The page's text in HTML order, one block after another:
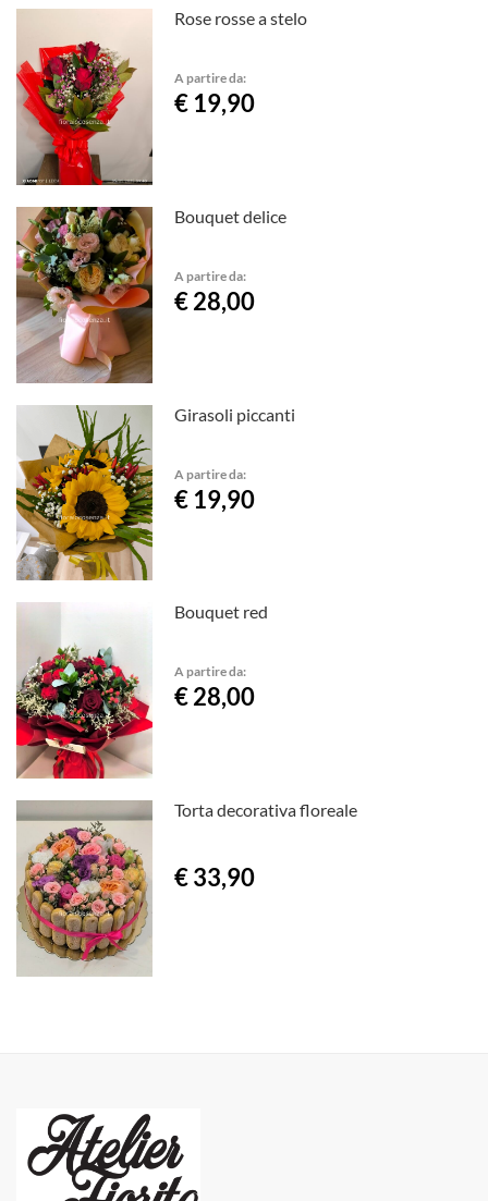
Rose rosse a stelo
A partire da:
€ 19,90
Bouquet delice
A partire da:
€ 28,00
Girasoli piccanti
A partire da:
€ 19,90
Bouquet red
A partire da:
€ 28,00
Torta decorativa floreale
€ 33,90